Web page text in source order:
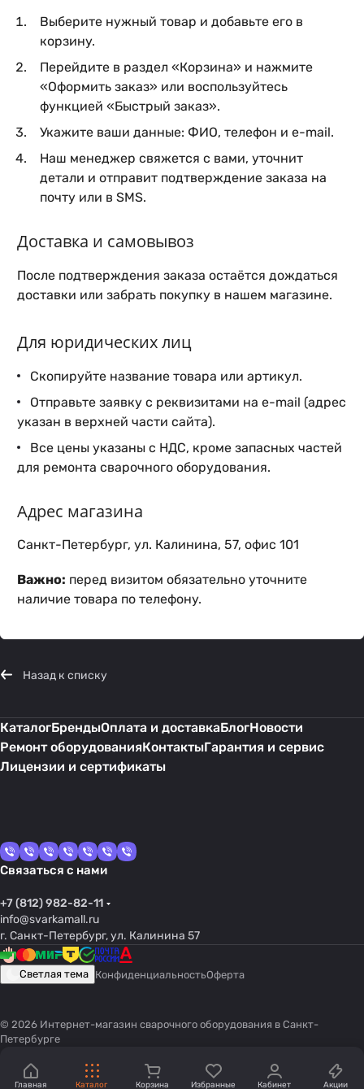
Выберите нужный товар и добавьте его в
корзину.
Перейдите в раздел «Корзина» и нажмите
«Оформить заказ» или воспользуйтесь
функцией «Быстрый заказ».
Укажите ваши данные: ФИО, телефон и e-mail.
Наш менеджер свяжется с вами, уточнит
детали и отправит подтверждение заказа на
почту или в SMS.
Доставка и самовывоз
После подтверждения заказа остаётся дождаться
доставки или забрать покупку в нашем магазине.
Для юридических лиц
Скопируйте название товара или артикул.
Отправьте заявку с реквизитами на e-mail (адрес
указан в верхней части сайта).
Все цены указаны с НДС, кроме запасных частей
для ремонта сварочного оборудования.
Адрес магазина
Санкт-Петербург, ул. Калинина, 57, офис 101
Важно: перед визитом обязательно уточните
наличие товара по телефону.
Назад к списку
КаталогБрендыОплата и доставкаБлогНовости
Ремонт оборудованияКонтактыГарантия и сервис
Лицензии и сертификаты
Связаться с нами
+7 (812) 982-82-11
info@svarkamall.ru
г. Санкт-Петербург, ул. Калинина 57
Светлая тема КонфиденциальностьОферта
© 2026 Интернет-магазин сварочного оборудования в Санкт-
Петербурге
Главная Каталог Корзина Избранные Кабинет Акции